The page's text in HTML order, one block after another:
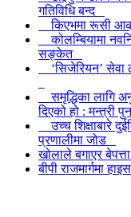
गतिविधि बन्द
किएभमा रूसी
कोलम्बियामा
सङ्केत
‘सिजेरियन’ सेवा
समृद्धिका लागि
दिएको हो : मन्त्री
उच्च शिक्षाबारे
प्रणालीमा जोड
खोलाले बगाएर
बीपी राजमार्गमा